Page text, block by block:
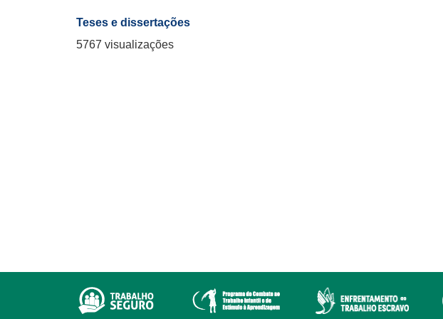
Teses e dissertações
5767 visualizações